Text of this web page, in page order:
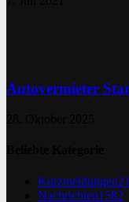
Autovermieter
Kurzmeldungen
Nachrichten1582